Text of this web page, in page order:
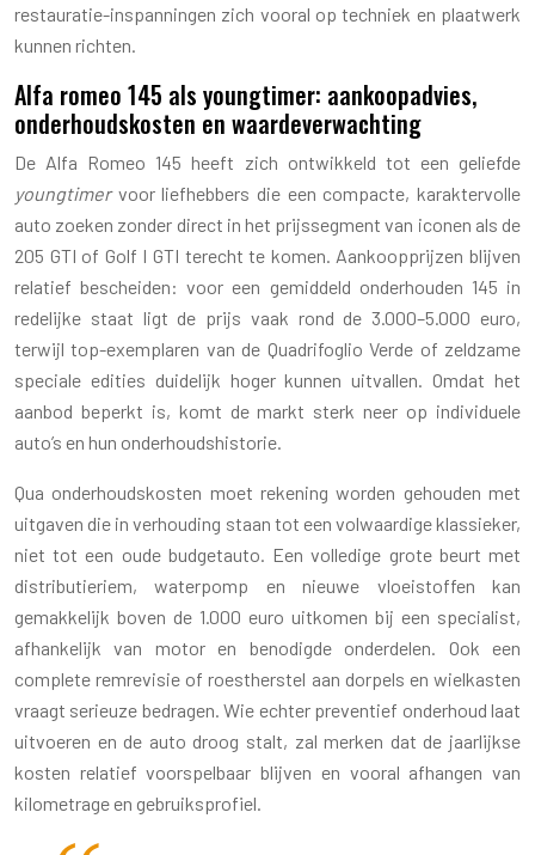
restauratie-inspanningen zich vooral op techniek en plaatwerk
kunnen richten.
Alfa romeo 145 als youngtimer: aankoopadvies,
onderhoudskosten en waardeverwachting
De Alfa Romeo 145 heeft zich ontwikkeld tot een geliefde
youngtimervoor liefhebbers die een compacte, karaktervolle
auto zoeken zonder direct in het prijssegment van iconen als de
205 GTI of Golf I GTI terecht te komen. Aankoopprijzen blijven
relatief bescheiden: voor een gemiddeld onderhouden 145 in
redelijke staat ligt de prijs vaak rond de 3.000–5.000 euro,
terwijl top-exemplaren van de Quadrifoglio Verde of zeldzame
speciale edities duidelijk hoger kunnen uitvallen. Omdat het
aanbod beperkt is, komt de markt sterk neer op individuele
auto’s en hun onderhoudshistorie.
Qua onderhoudskosten moet rekening worden gehouden met
uitgaven die in verhouding staan tot een volwaardige klassieker,
niet tot een oude budgetauto. Een volledige grote beurt met
distributieriem, waterpomp en nieuwe vloeistoffen kan
gemakkelijk boven de 1.000 euro uitkomen bij een specialist,
afhankelijk van motor en benodigde onderdelen. Ook een
complete remrevisie of roestherstel aan dorpels en wielkasten
vraagt serieuze bedragen. Wie echter preventief onderhoud laat
uitvoeren en de auto droog stalt, zal merken dat de jaarlijkse
kosten relatief voorspelbaar blijven en vooral afhangen van
kilometrage en gebruiksprofiel.